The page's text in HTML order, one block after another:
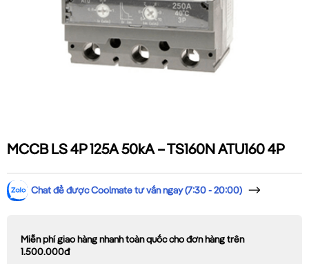
MCCB LS 4P 125A 50kA – TS160N ATU160 4P
Chat để được Coolmate tư vấn ngay (7:30 - 20:00)
Miễn phí giao hàng nhanh toàn quốc cho đơn hàng trên
1.500.000đ